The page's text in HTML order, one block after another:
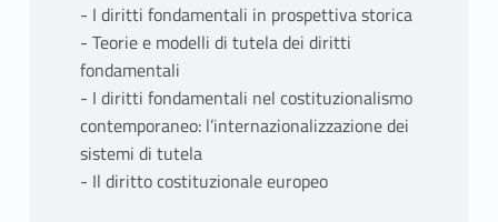
- I diritti fondamentali in prospettiva storica
- Teorie e modelli di tutela dei diritti
fondamentali
- I diritti fondamentali nel costituzionalismo
contemporaneo: l’internazionalizzazione dei
sistemi di tutela
- Il diritto costituzionale europeo